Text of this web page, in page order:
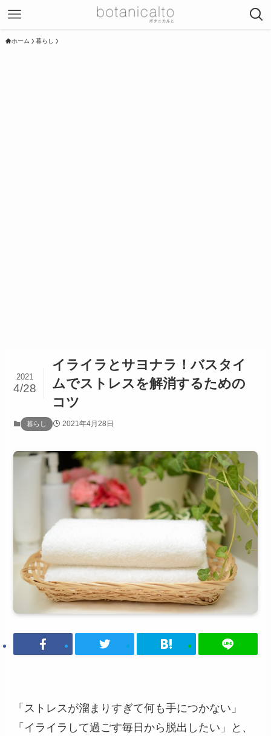
ホーム 暮らし
イライラとサヨナラ！バスタイ
ムでストレスを解消するための
コツ
2021
4/28
暮らし 2021年4月28日
「ストレスが溜まりすぎて何も手につかない」
「イライラして過ごす毎日から脱出したい」と、